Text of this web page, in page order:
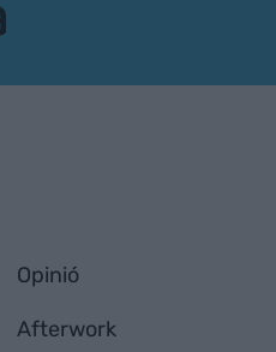
Opinió
Afterwork